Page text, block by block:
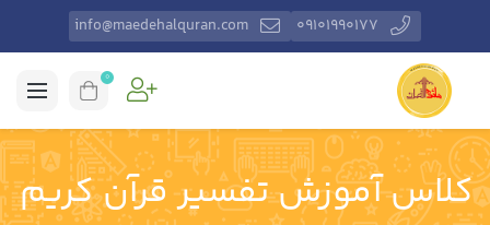
۰۹۱۰۱۹۹۰۱۷۷ info@maedehalquran.com
0
کلاس آموزش تفسیر قرآن کریم